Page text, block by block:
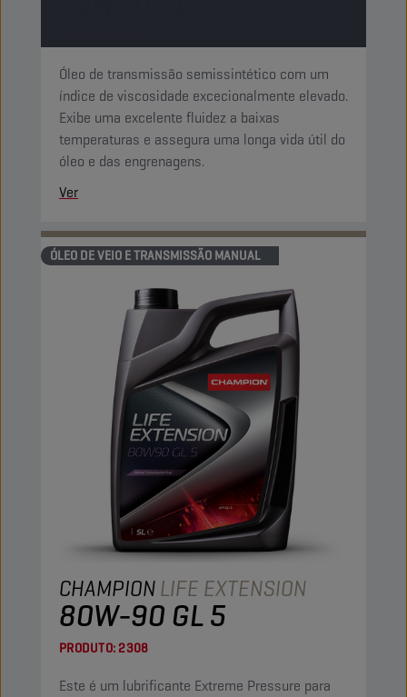
Óleo de transmissão semissintético com um
índice de viscosidade excecionalmente elevado.
Exibe uma excelente fluidez a baixas
temperaturas e assegura uma longa vida útil do
óleo e das engrenagens.
Ver
ÓLEO DE VEIO E TRANSMISSÃO MANUAL
CHAMPIONLIFE EXTENSION
80W-90 GL 5
PRODUTO:2308
Este é um lubrificante Extreme Pressure para